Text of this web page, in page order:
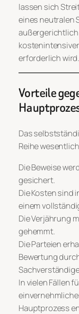
lassen sich
eines neutralen
außergerichtlich
erforderlich wird.
Vorteile
Das
Reihe
Die Beweise
gesichert.
Die Kosten sind
einem
Die Verjährung
gehemmt.
Die Parteien
Bewertung
In vielen Fällen
Hauptprozess